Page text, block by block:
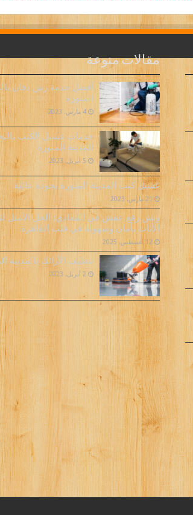
مقالات منوعة
أفضل خدمة رش دفان
المنورة
4 مارس، 2023
خدمات غسيل الكنب
المدينة المنورة
5 أبريل، 2023
غسيل كنب المدينة المنورة بجودة عالية
21 مارس، 2023
ونش رفع عفش في المعادي: الحل الأمثل
الأثاث بأمان وسهولة في قلب القاهرة
12 أغسطس، 2025
تنظيف الأرائك بالمدينة
2 أبريل، 2023